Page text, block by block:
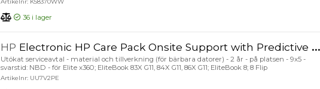
36 i lager
HP Electronic HP Care Pack Onsite Support with Predictive Detection Alerts Post Warranty
Utökat serviceavtal - material och tillverkning (för bärbara datorer) - 2 år - på platsen - 9x5 -
svarstid: NBD - för Elite x360; EliteBook 83X G11, 84X G11, 86X G11; EliteBook 8; 8 Flip
Artikelnr: UU7V2PE